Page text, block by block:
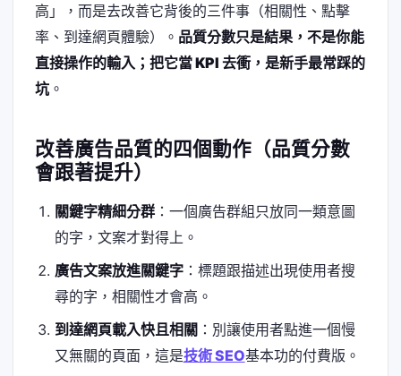
高」，而是去改善它背後的三件事（相關性、點擊
率、到達網頁體驗）。 品質分數只是結果，不是你能
直接操作的輸入；把它當 KPI 去衝，是新手最常踩的
坑 。
改善廣告品質的四個動作（品質分數
會跟著提升）
關鍵字精細分群：一個廣告群組只放同一類意圖
的字，文案才對得上。
廣告文案放進關鍵字：標題跟描述出現使用者搜
尋的字，相關性才會高。
到達網頁載入快且相關：別讓使用者點進一個慢
又無關的頁面，這是技術 SEO基本功的付費版。